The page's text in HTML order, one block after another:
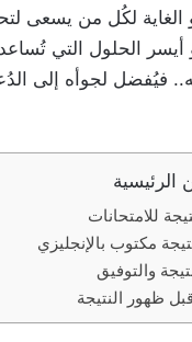
الغاية لكُل من يسعى
أيسر الحلول التي
فيُفضل لجوأه إلى
الرئيسية
للامتحانات
مكتوب بالإنجليزي
والتوفيق
ظهور النتيجة